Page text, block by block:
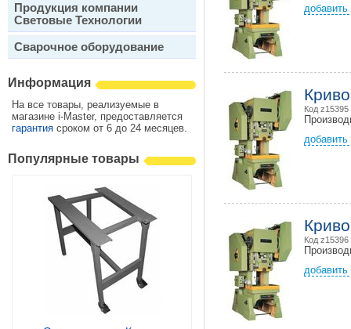
Продукция компании
Световые Технологии
Сварочное оборудование
Информация
На все товары, реализуемые в
магазине i-Master, предоставляется
гарантия сроком от 6 до 24 месяцев.
Популярные товары
добавить
Код z15395
добавить
Код z15396
добавить